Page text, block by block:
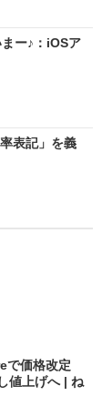
ー♪：iOSア
表記」を義
で価格改定
値上げへ | ね